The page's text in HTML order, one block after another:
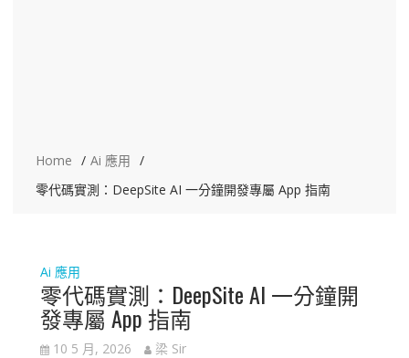
Home
Ai 應用
零代碼實測：DeepSite AI 一分鐘開發專屬 App 指南
Ai 應用
零代碼實測：DeepSite AI 一分鐘開
發專屬 App 指南
10 5 月, 2026 梁 Sir